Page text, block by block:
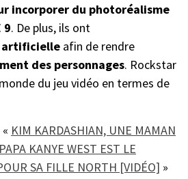
incorporer du photoréalisme
9. De plus, ils ont
artificielle afin de rendre
des personnages. Rockstar
du jeu vidéo en termes de
KIM KARDASHIAN, UNE MAMAN
KANYE WEST EST LE
SA FILLE NORTH [VIDÉO] »